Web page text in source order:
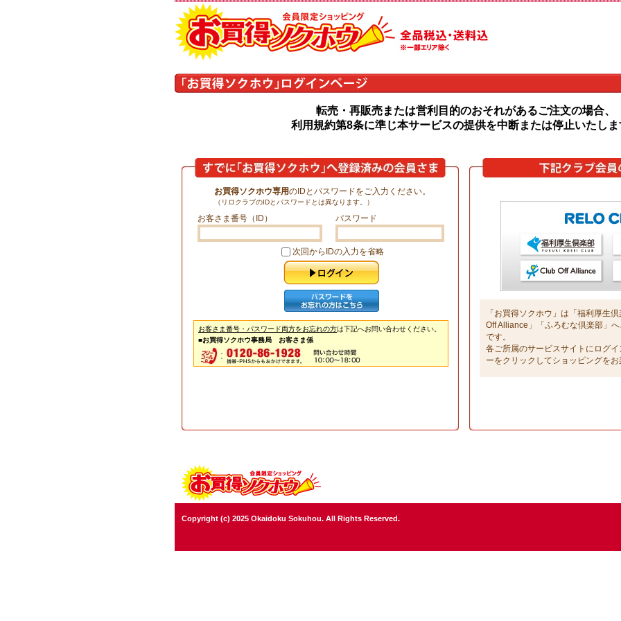
転売・再販売または営利目的のおそれがあるご注文の場合、
利用規約第8条に準じ本サービスの提供を中断または停止いたしま
お買得ソクホウ専用のIDとパスワードをご入力ください。
（リロクラブのIDとパスワードとは異なります。）
お客さま番号（ID） パスワード
次回からIDの入力を省略
お客さま番号・パスワード両方をお忘れの方は下記へお問い合わせください。
■お買得ソクホウ事務局 お客さま係
「お買得ソクホウ」は「福利厚生
Off Alliance」「ふろむな倶楽部」
です。
各ご所属のサービスサイトにログ
ーをクリックしてショッピングを
Copyright (c) 2025 Okaidoku Sokuhou. All Rights Reserved.